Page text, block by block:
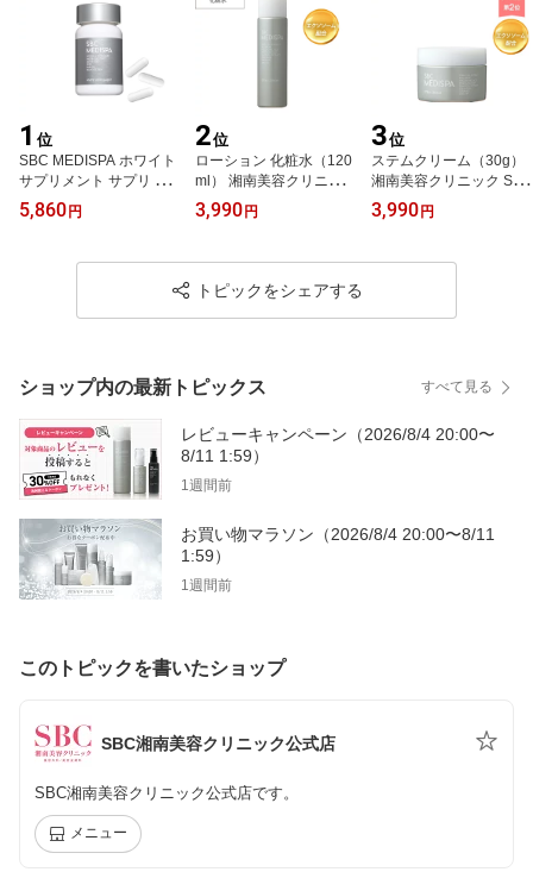
1 位
SBC MEDISPA ホワイト
サプリメント サプリ 飲
む湘南美容クリニック
5,860 円
2位
ローション 化粧水（120
ml） 湘南美容クリニック
SBC MEDISPAエクソソ
ーム sbc-lotion
3,990 円
3位
ステムクリーム（30g）
湘南美容クリニック SBC
MEDISPAエクソソーム s
bc01
3,990 円
トピックをシェアする
ショップ内の最新トピックス すべて見る
レビューキャンペーン（2026/8/4 20:00〜
8/11 1:59）
1週間前
お買い物マラソン（2026/8/4 20:00〜8/11
1:59）
1週間前
このトピックを書いたショップ
SBC湘南美容クリニック公式店
SBC湘南美容クリニック公式店です。
メニュー